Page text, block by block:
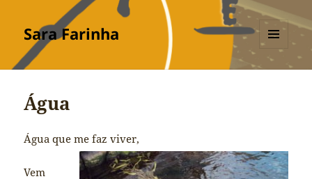
Sara Farinha
MENU
Água
Água que me faz viver,
Vem